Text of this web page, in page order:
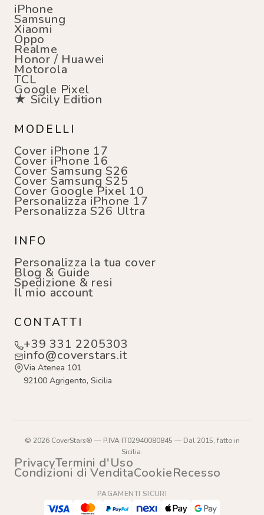
iPhone
Samsung
Xiaomi
Oppo
Realme
Honor / Huawei
Motorola
TCL
Google Pixel
★ Sicily Edition
MODELLI
Cover iPhone 17
Cover iPhone 16
Cover Samsung S26
Cover Samsung S25
Cover Google Pixel 10
Personalizza iPhone 17
Personalizza S26 Ultra
INFO
Personalizza la tua cover
Blog & Guide
Spedizione & resi
Il mio account
CONTATTI
+39 331 2205303
info@coverstars.it
Via Atenea 101
92100 Agrigento, Sicilia
© 2026 CoverStars® — P.IVA IT02940080845 — Dal 2015, fatto in
Sicilia.
PrivacyTermini d'Uso
Condizioni di VenditaCookieRecesso
PAGAMENTI SICURI